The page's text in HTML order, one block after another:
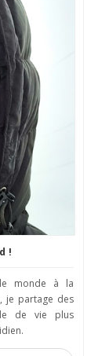
!
monde à la
je partage des
de vie plus